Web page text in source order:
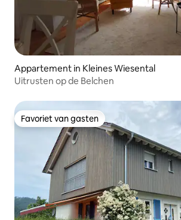
Appartement in Kleines Wiesental
Uitrusten op de Belchen
Favoriet van gasten
Favoriet van gasten